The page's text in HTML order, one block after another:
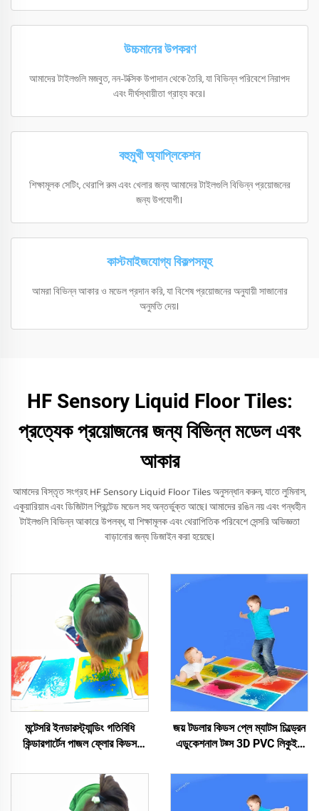
উচ্চমানের উপকরণ
আমাদের টাইলগুলি মজবুত, নন-টক্সিক উপাদান থেকে তৈরি, যা বিভিন্ন পরিবেশে নিরাপদ
এবং দীর্ঘস্থায়ীতা গ্রাহ্য করে।
বহুমুখী অ্যাপ্লিকেশন
শিক্ষামূলক সেটিং, থেরাপি রুম এবং খেলার জন্য আমাদের টাইলগুলি বিভিন্ন প্রয়োজনের
জন্য উপযোগী।
কাস্টমাইজযোগ্য বিকল্পসমূহ
আমরা বিভিন্ন আকার ও মডেল প্রদান করি, যা বিশেষ প্রয়োজনের অনুযায়ী সাজানোর
অনুমতি দেয়।
HF Sensory Liquid Floor Tiles:
প্রত্যেক প্রয়োজনের জন্য বিভিন্ন মডেল এবং
আকার
আমাদের বিস্তৃত সংগ্রহ HF Sensory Liquid Floor Tiles অনুসন্ধান করুন, যাতে লুমিনাস,
একুয়ারিয়াম এবং ডিজিটাল প্রিন্টেড মডেল সহ অন্তর্ভুক্ত আছে। আমাদের রঙিন নয় এবং গন্ধহীন
টাইলগুলি বিভিন্ন আকারে উপলব্ধ, যা শিক্ষামূলক এবং থেরাপিতিক পরিবেশে সেন্সরি অভিজ্ঞতা
বাড়ানোর জন্য ডিজাইন করা হয়েছে।
মন্টেসরি ইনডারস্ট্যান্ডিং গতিবিধি
কিন্ডারগার্টেন পাজল ফ্লোর কিডস
লিকুইড টাইলস
জয় টডলার কিডস প্লে ম্যাটস চিল্ড্রেন
এডুকেশনাল টয়্স 3D PVC লিকুইড